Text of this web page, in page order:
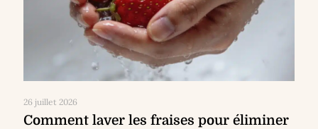
26 juillet 2026
Comment laver les fraises pour éliminer